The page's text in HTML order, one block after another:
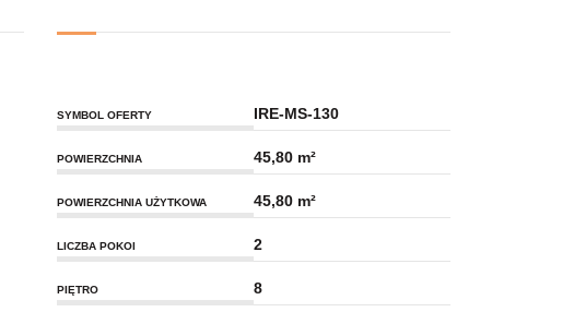
SYMBOL OFERTY IRE-MS-130
POWIERZCHNIA 45,80 m²
POWIERZCHNIA UŻYTKOWA 45,80 m²
LICZBA POKOI 2
PIĘTRO 8